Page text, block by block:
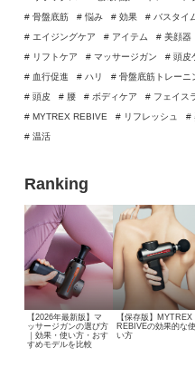
# 骨盤底筋
# 悩み # 効果 # バスタイ
# エイジングケア
# アイテム # 美顔器
# リフトケア
# マッサージガン # 頭皮
# 血行促進
# ハリ # 骨盤底筋トレーニ
# 頭皮
# 腰 # ボディケア # フェイス
# MYTREX REBIVE
# リフレッシュ #
# 温活
Ranking
【2026年最新版】マ
ッサージガンの選び方
｜効果・使い方・おす
すめモデルを比較
【保存版】MYTREX
REBIVEの効果的な使
い方